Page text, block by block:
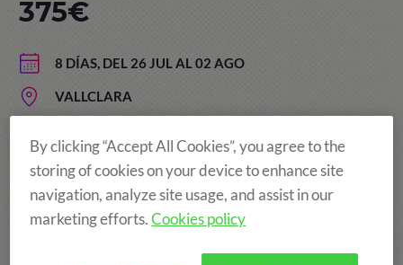
8 DÍAS, DEL 26 JUL AL 02 AGO
VALLCLARA
375€
¡Más diversión!
By clicking “Accept All Cookies”, you agree to the
storing of cookies on your device to enhance site
navigation, analyze site usage, and assist in our
marketing efforts.Cookies policy